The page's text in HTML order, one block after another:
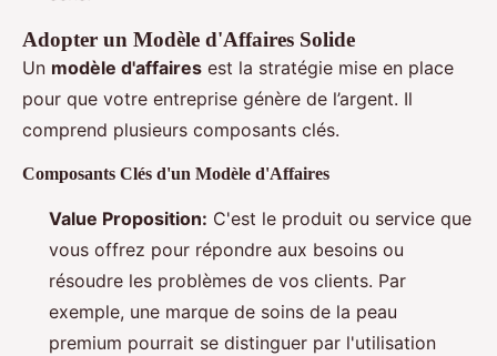
Adopter un Modèle d'Affaires Solide
Un modèle d'affaires est la stratégie mise en place
pour que votre entreprise génère de l’argent. Il
comprend plusieurs composants clés.
Composants Clés d'un Modèle d'Affaires
Value Proposition: C'est le produit ou service que
vous offrez pour répondre aux besoins ou
résoudre les problèmes de vos clients. Par
exemple, une marque de soins de la peau
premium pourrait se distinguer par l'utilisation